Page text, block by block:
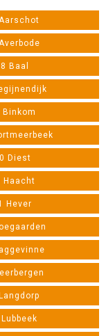
Baal
Diest
Haacht
Hever